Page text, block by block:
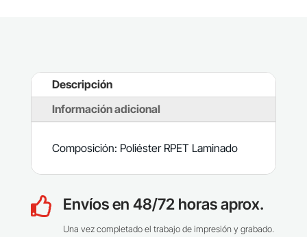
Descripción
Información adicional
Composición: Poliéster RPET Laminado
 Envíos en 48/72 horas aprox.
Una vez completado el trabajo de impresión y grabado.